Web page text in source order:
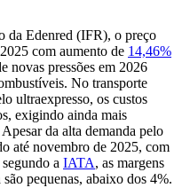
da Edenred (IFR), o preço
com aumento de 14,46%
novas pressões em 2026
No transporte
ultraexpresso, os custos
exigindo ainda mais
da alta demanda pelo
até novembro de 2025, com
a IATA, as margens
pequenas, abaixo dos 4%.